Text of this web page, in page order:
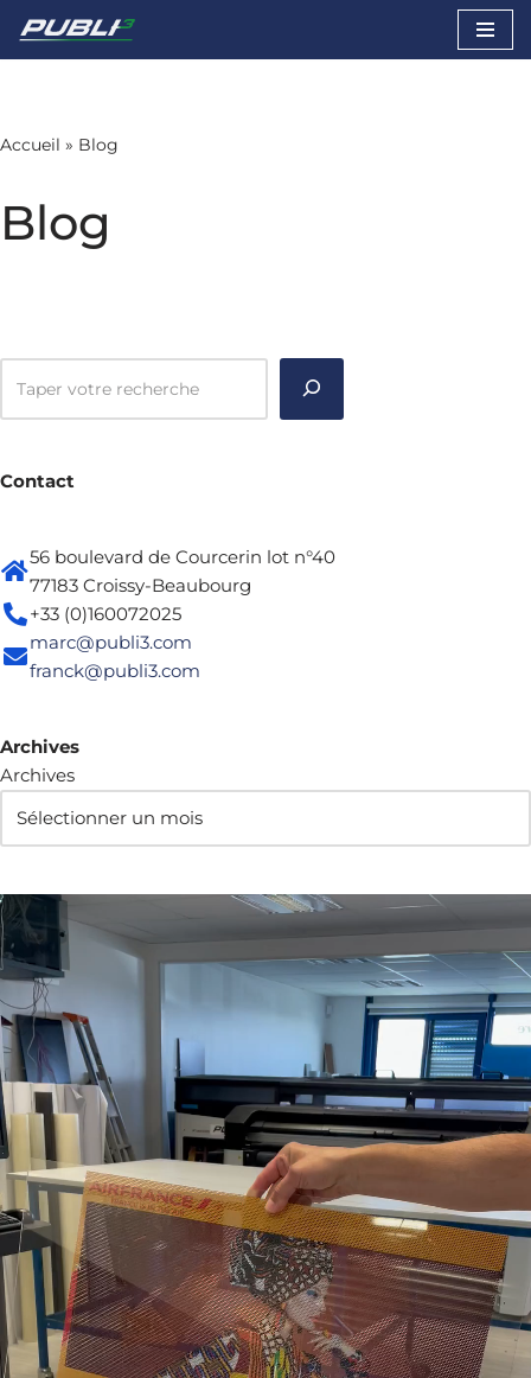
Aller
Accueil » Blog
Blog
Contact
56 boulevard de Courcerin lot n°40
77183 Croissy-Beaubourg
+33 (0)160072025
marc@publi3.com
franck@publi3.com
Archives
Archives